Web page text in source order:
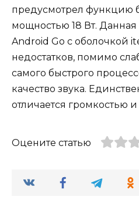
предусмотрел функцию
мощностью 18 Вт. Данная
Android Go с оболочкой
недостатков, помимо
самого быстрого
качество звука.
отличается громкостью
Оцените статью